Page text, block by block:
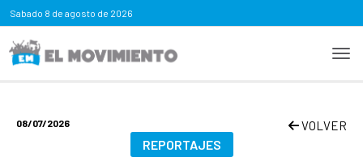
Sabado 8 de agosto de 2026
08/07/2026 VOLVER
REPORTAJES